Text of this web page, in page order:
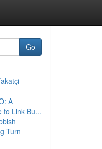
Go
A
to Link Bu...
Turn